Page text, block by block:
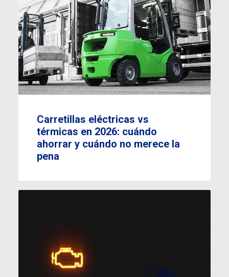
Carretillas eléctricas vs
térmicas en 2026: cuándo
ahorrar y cuándo no merece la
pena